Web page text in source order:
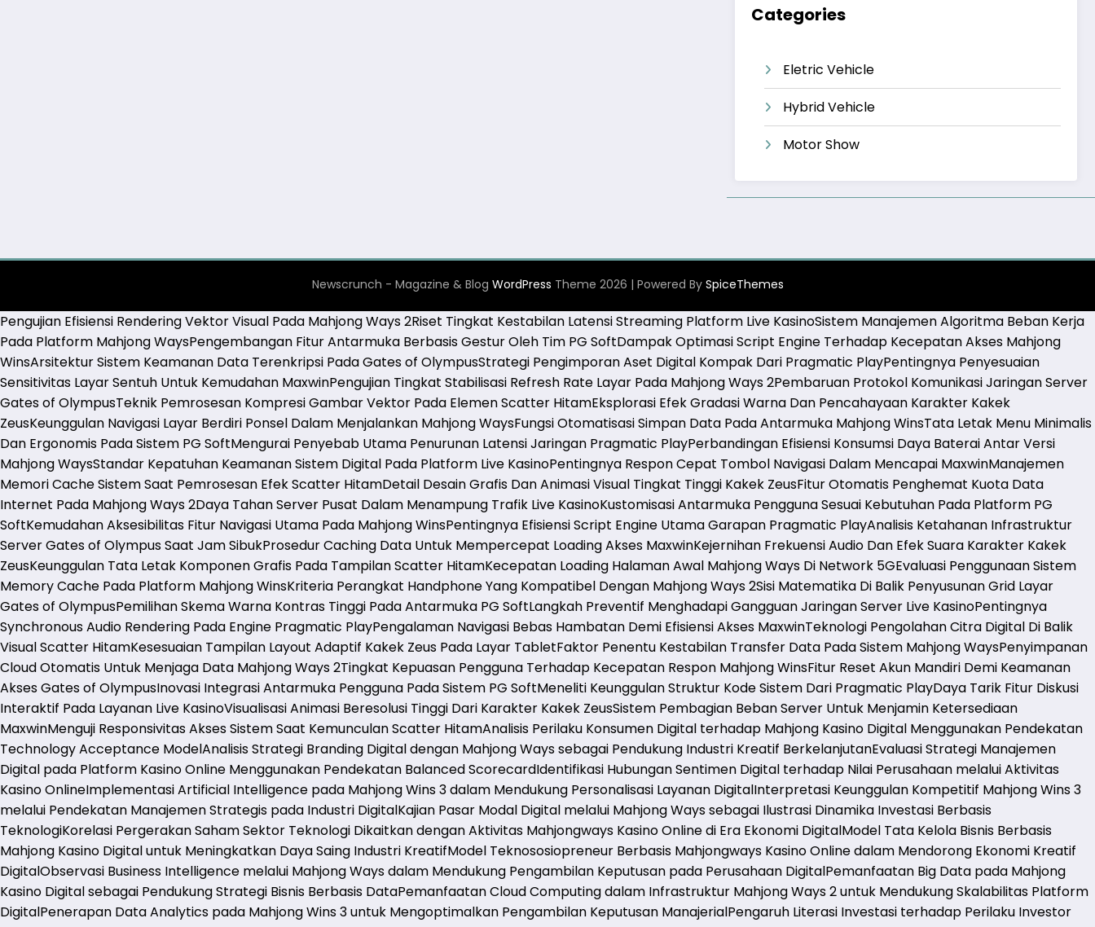
Categories
Eletric Vehicle
Hybrid Vehicle
Motor Show
Newscrunch - Magazine & Blog WordPress Theme 2026 | Powered By SpiceThemes
Pengujian Efisiensi Rendering Vektor Visual Pada Mahjong Ways 2Riset Tingkat Kestabilan Latensi Streaming Platform Live KasinoSistem Manajemen Algoritma Beban Kerja
Pada Platform Mahjong WaysPengembangan Fitur Antarmuka Berbasis Gestur Oleh Tim PG SoftDampak Optimasi Script Engine Terhadap Kecepatan Akses Mahjong
WinsArsitektur Sistem Keamanan Data Terenkripsi Pada Gates of OlympusStrategi Pengimporan Aset Digital Kompak Dari Pragmatic PlayPentingnya Penyesuaian
Sensitivitas Layar Sentuh Untuk Kemudahan MaxwinPengujian Tingkat Stabilisasi Refresh Rate Layar Pada Mahjong Ways 2Pembaruan Protokol Komunikasi Jaringan Server
Gates of OlympusTeknik Pemrosesan Kompresi Gambar Vektor Pada Elemen Scatter HitamEksplorasi Efek Gradasi Warna Dan Pencahayaan Karakter Kakek
ZeusKeunggulan Navigasi Layar Berdiri Ponsel Dalam Menjalankan Mahjong WaysFungsi Otomatisasi Simpan Data Pada Antarmuka Mahjong WinsTata Letak Menu Minimalis
Dan Ergonomis Pada Sistem PG SoftMengurai Penyebab Utama Penurunan Latensi Jaringan Pragmatic PlayPerbandingan Efisiensi Konsumsi Daya Baterai Antar Versi
Mahjong WaysStandar Kepatuhan Keamanan Sistem Digital Pada Platform Live KasinoPentingnya Respon Cepat Tombol Navigasi Dalam Mencapai MaxwinManajemen
Memori Cache Sistem Saat Pemrosesan Efek Scatter HitamDetail Desain Grafis Dan Animasi Visual Tingkat Tinggi Kakek ZeusFitur Otomatis Penghemat Kuota Data
Internet Pada Mahjong Ways 2Daya Tahan Server Pusat Dalam Menampung Trafik Live KasinoKustomisasi Antarmuka Pengguna Sesuai Kebutuhan Pada Platform PG
SoftKemudahan Aksesibilitas Fitur Navigasi Utama Pada Mahjong WinsPentingnya Efisiensi Script Engine Utama Garapan Pragmatic PlayAnalisis Ketahanan Infrastruktur
Server Gates of Olympus Saat Jam SibukProsedur Caching Data Untuk Mempercepat Loading Akses MaxwinKejernihan Frekuensi Audio Dan Efek Suara Karakter Kakek
ZeusKeunggulan Tata Letak Komponen Grafis Pada Tampilan Scatter HitamKecepatan Loading Halaman Awal Mahjong Ways Di Network 5GEvaluasi Penggunaan Sistem
Memory Cache Pada Platform Mahjong WinsKriteria Perangkat Handphone Yang Kompatibel Dengan Mahjong Ways 2Sisi Matematika Di Balik Penyusunan Grid Layar
Gates of OlympusPemilihan Skema Warna Kontras Tinggi Pada Antarmuka PG SoftLangkah Preventif Menghadapi Gangguan Jaringan Server Live KasinoPentingnya
Synchronous Audio Rendering Pada Engine Pragmatic PlayPengalaman Navigasi Bebas Hambatan Demi Efisiensi Akses MaxwinTeknologi Pengolahan Citra Digital Di Balik
Visual Scatter HitamKesesuaian Tampilan Layout Adaptif Kakek Zeus Pada Layar TabletFaktor Penentu Kestabilan Transfer Data Pada Sistem Mahjong WaysPenyimpanan
Cloud Otomatis Untuk Menjaga Data Mahjong Ways 2Tingkat Kepuasan Pengguna Terhadap Kecepatan Respon Mahjong WinsFitur Reset Akun Mandiri Demi Keamanan
Akses Gates of OlympusInovasi Integrasi Antarmuka Pengguna Pada Sistem PG SoftMeneliti Keunggulan Struktur Kode Sistem Dari Pragmatic PlayDaya Tarik Fitur Diskusi
Interaktif Pada Layanan Live KasinoVisualisasi Animasi Beresolusi Tinggi Dari Karakter Kakek ZeusSistem Pembagian Beban Server Untuk Menjamin Ketersediaan
MaxwinMenguji Responsivitas Akses Sistem Saat Kemunculan Scatter HitamAnalisis Perilaku Konsumen Digital terhadap Mahjong Kasino Digital Menggunakan Pendekatan
Technology Acceptance ModelAnalisis Strategi Branding Digital dengan Mahjong Ways sebagai Pendukung Industri Kreatif BerkelanjutanEvaluasi Strategi Manajemen
Digital pada Platform Kasino Online Menggunakan Pendekatan Balanced ScorecardIdentifikasi Hubungan Sentimen Digital terhadap Nilai Perusahaan melalui Aktivitas
Kasino OnlineImplementasi Artificial Intelligence pada Mahjong Wins 3 dalam Mendukung Personalisasi Layanan DigitalInterpretasi Keunggulan Kompetitif Mahjong Wins 3
melalui Pendekatan Manajemen Strategis pada Industri DigitalKajian Pasar Modal Digital melalui Mahjong Ways sebagai Ilustrasi Dinamika Investasi Berbasis
TeknologiKorelasi Pergerakan Saham Sektor Teknologi Dikaitkan dengan Aktivitas Mahjongways Kasino Online di Era Ekonomi DigitalModel Tata Kelola Bisnis Berbasis
Mahjong Kasino Digital untuk Meningkatkan Daya Saing Industri KreatifModel Teknososiopreneur Berbasis Mahjongways Kasino Online dalam Mendorong Ekonomi Kreatif
DigitalObservasi Business Intelligence melalui Mahjong Ways dalam Mendukung Pengambilan Keputusan pada Perusahaan DigitalPemanfaatan Big Data pada Mahjong
Kasino Digital sebagai Pendukung Strategi Bisnis Berbasis DataPemanfaatan Cloud Computing dalam Infrastruktur Mahjong Ways 2 untuk Mendukung Skalabilitas Platform
DigitalPenerapan Data Analytics pada Mahjong Wins 3 untuk Mengoptimalkan Pengambilan Keputusan ManajerialPengaruh Literasi Investasi terhadap Perilaku Investor